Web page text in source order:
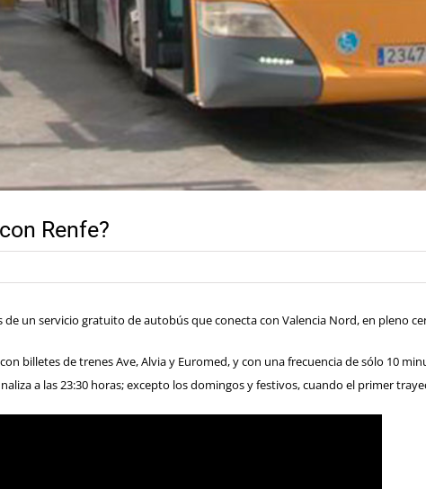
Renfe?
de un servicio gratuito de autobús que conecta con Valencia Nord, en pleno
billetes de trenes Ave, Alvia y Euromed, y con una frecuencia de sólo 10
a las 23:30 horas; excepto los domingos y festivos, cuando el primer